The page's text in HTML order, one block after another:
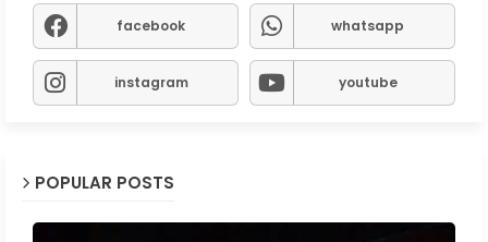
facebook whatsapp
instagram youtube
POPULAR POSTS